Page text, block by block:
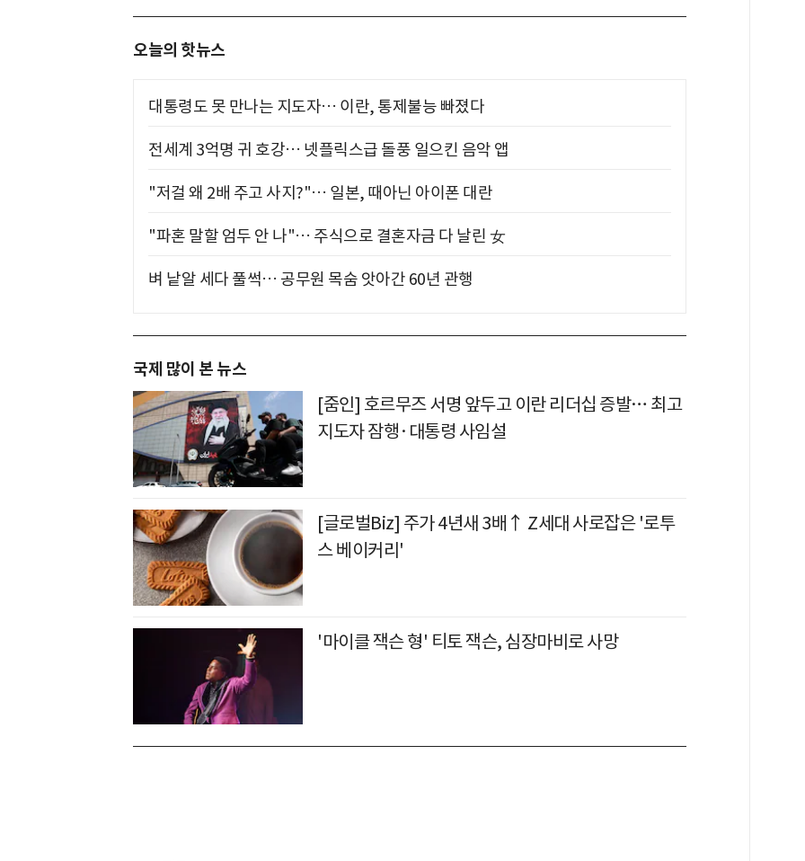
오늘의 핫뉴스
대통령도 못 만나는 지도자… 이란, 통제불능 빠졌다
전세계 3억명 귀 호강… 넷플릭스급 돌풍 일으킨 음악 앱
"저걸 왜 2배 주고 사지?"… 일본, 때아닌 아이폰 대란
"파혼 말할 엄두 안 나"… 주식으로 결혼자금 다 날린 女
벼 낱알 세다 풀썩… 공무원 목숨 앗아간 60년 관행
국제 많이 본 뉴스
[줌인] 호르무즈 서명 앞두고 이란 리더십 증발… 최고
지도자 잠행·대통령 사임설
[글로벌Biz] 주가 4년새 3배↑ Z세대 사로잡은 '로투
스 베이커리'
'마이클 잭슨 형' 티토 잭슨, 심장마비로 사망